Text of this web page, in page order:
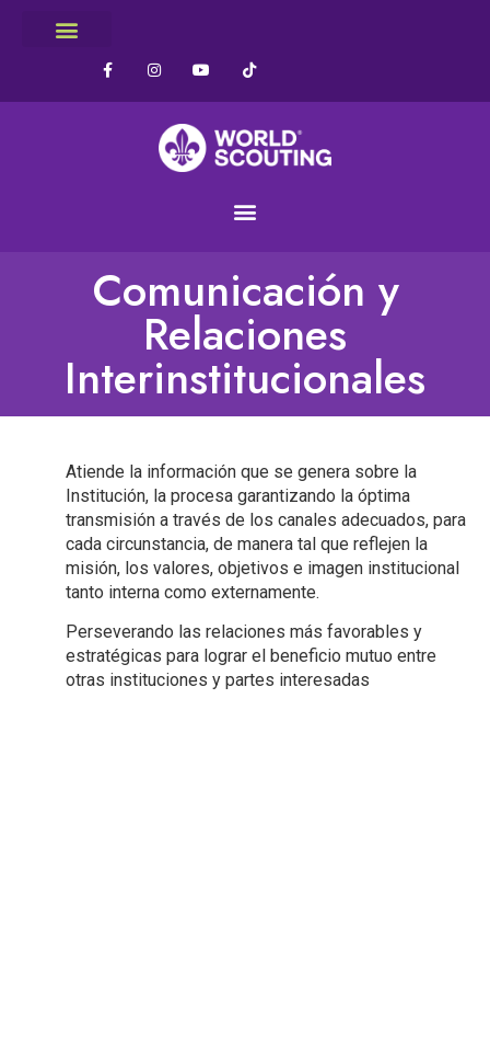
Comunicación y
Relaciones
Interinstitucionales
Atiende la información que se genera sobre la
Institución, la procesa garantizando la óptima
transmisión a través de los canales adecuados, para
cada circunstancia, de manera tal que reflejen la
misión, los valores, objetivos e imagen institucional
tanto interna como externamente.
Perseverando las relaciones más favorables y
estratégicas para lograr el beneficio mutuo entre
otras instituciones y partes interesadas